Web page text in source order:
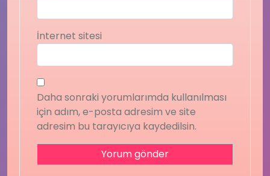
İnternet sitesi
Daha sonraki yorumlarımda kullanılması
için adım, e-posta adresim ve site
adresim bu tarayıcıya kaydedilsin.